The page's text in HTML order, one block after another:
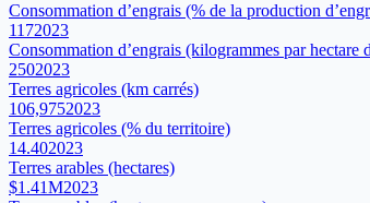
Consommation d’engrais (% de la production
1172023
Consommation d’engrais (kilogrammes par hectare
2502023
Terres agricoles (km carrés)
106,9752023
Terres agricoles (% du territoire)
14.402023
Terres arables (hectares)
$1.41M2023